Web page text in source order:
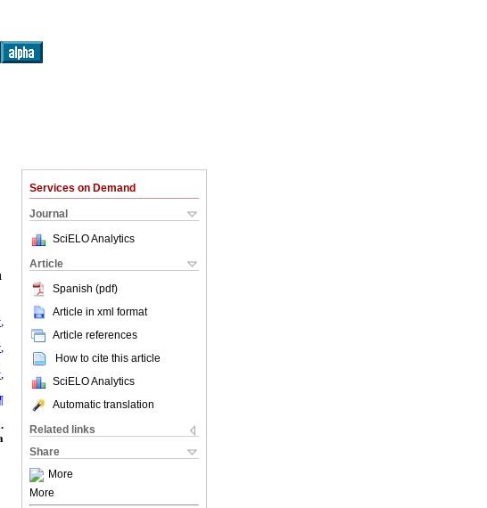
Services on Demand
Journal
SciELO Analytics
Article
Spanish (pdf)
Article in xml format
Article references
How to cite this article
SciELO Analytics
Automatic translation
Related links
Share
More
More
,
,